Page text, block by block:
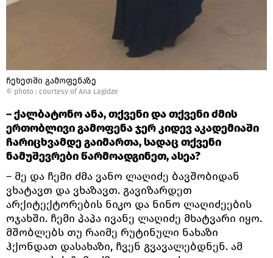
ჩეხეთში გამოფენაზე
© photo : courtesy of Ana Lagidze
– ქალბატონო ანა, თქვენი და თქვენი ძმის
ერთობლივი გამოფენა ჯერ კიდევ აკადემიაში
ჩარიცხვამდე გაიმართა, სადაც თქვენი
ნამუშევრები წარმოადგინეთ, ასეა?
– მე და ჩემი ძმა ვანო ლაღიძე ბავშობიდან
ვხატავთ და ვხაზავთ. გავიზარდეთ
არქიტექტორების ნიკო და ნინო ლაღიძეების
ოჯახში. ჩემი პაპა ივანე ლაღიძე მხატვარი იყო.
მშობლებს თუ რაიმე რუტინული ნახაზი
ჰქონდათ დასახაზი, ჩვენ გვავალებდნენ. ამ